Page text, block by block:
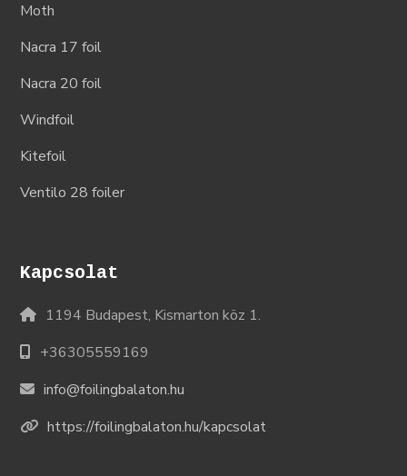
Moth
Nacra 17 foil
Nacra 20 foil
Windfoil
Kitefoil
Ventilo 28 foiler
Kapcsolat
1194 Budapest, Kismarton köz 1.
+36305559169
info@foilingbalaton.hu
https://foilingbalaton.hu/kapcsolat